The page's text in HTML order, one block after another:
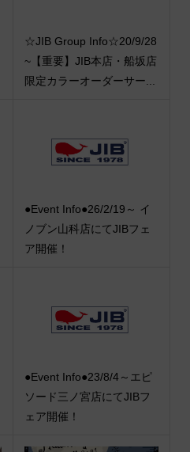
☆JIB Group Info☆20/9/28
~【重要】JIB本店・船坂店
限定カラーオーダーサー...
●Event Info●26/2/19～ イ
ノブン山科店にてJIBフェ
ア開催！
●Event Info●23/8/4～エピ
ソード三ノ宮店にてJIBフ
ェア開催！